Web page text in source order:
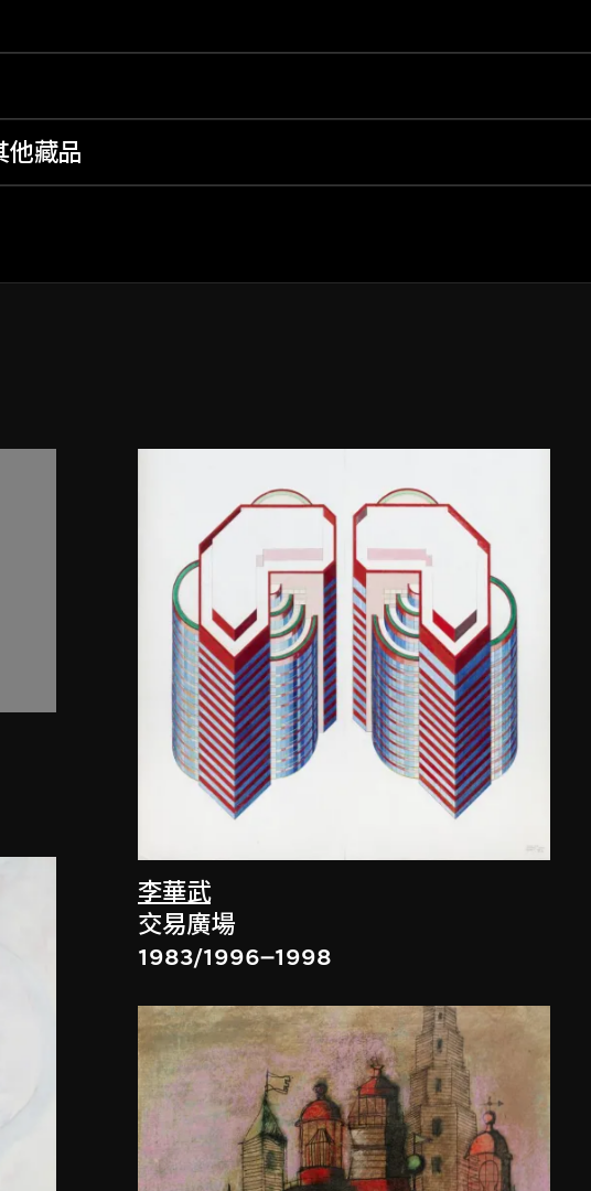
他藏品
李華武
交易廣場
1983/1996–1998